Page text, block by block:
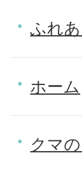
ふれ
ホーム
クマ